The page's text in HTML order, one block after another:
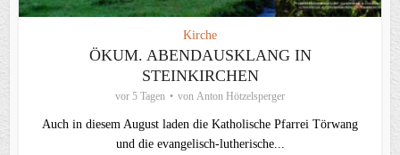
Kirche
ÖKUM. ABENDAUSKLANG IN
STEINKIRCHEN
vor 5 Tagen von Anton Hötzelsperger
Auch in diesem August laden die Katholische Pfarrei Törwang
und die evangelisch‑lutherische...